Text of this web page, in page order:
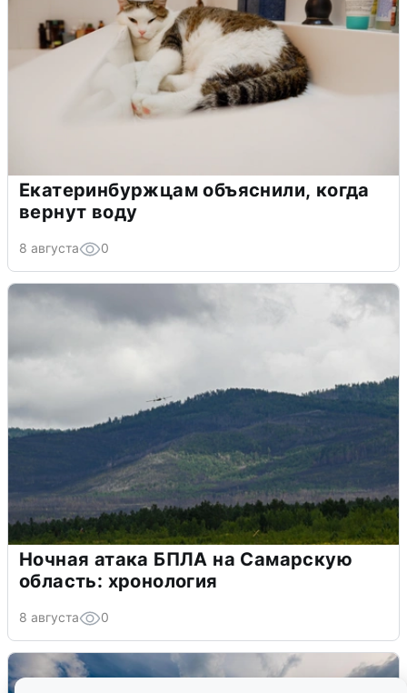
Екатеринбуржцам объяснили, когда
вернут воду
8 августа 0
Ночная атака БПЛА на Самарскую
область: хронология
8 августа 0